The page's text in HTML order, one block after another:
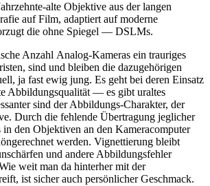
alte Objektive aus der langen
auf Film, adaptiert auf moderne
die ohne Spiegel — DSLMs.
Anzahl Analog-Kameras ein trauriges
sind und bleiben die dazugehörigen
ja fast ewig jung. Es geht bei deren Einsatz
Abbildungsqualität — es gibt uraltes
sind der Abbildungs-Charakter, der
Durch die fehlende Übertragung jeglicher
in den Objektiven an den Kameracomputer
werden. Vignettierung bleibt
und andere Abbildungsfehler
weit man da hinterher mit der
ist sicher auch persönlicher Geschmack.